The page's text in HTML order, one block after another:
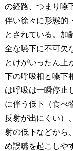
の経路、つまり嚥
伴い徐々に形態的
とされている。加
全な嚥下に不可欠
とけがいったん上
下の呼吸相と嚥下
は呼吸は一瞬停止
に伴う低下（食べ
反射が出にくい）
射の低下などから
め誤嚥を起こしや